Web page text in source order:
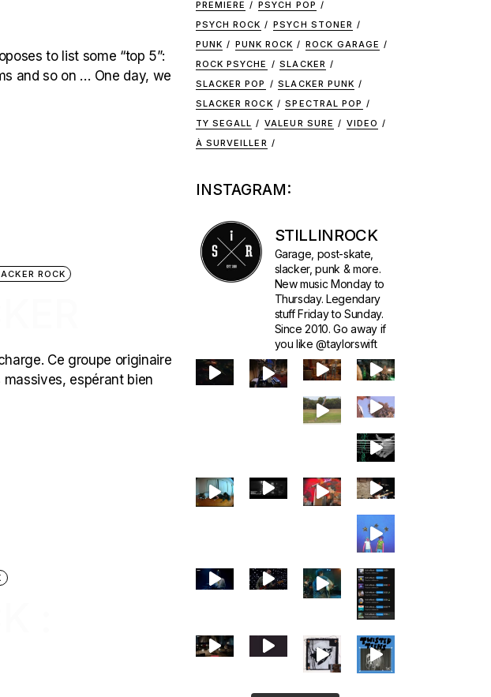
to list some “top 5”:
and so on … One day, we
ROCK
Ce groupe originaire
espérant bien
PREMIERE
PSYCH POP
PSYCH ROCK
PSYCH STONER
PUNK
PUNK ROCK
ROCK GARAGE
ROCK PSYCHE
SLACKER
SLACKER POP
SLACKER PUNK
SLACKER ROCK
SPECTRAL POP
TY SEGALL
VALEUR SURE
VIDEO
À SURVEILLER
INSTAGRAM:
STILLINROCK
Garage, post-skate,
slacker, punk & more.
New music Monday to
Thursday. Legendary
stuff Friday to Sunday.
Since 2010. Go away if
you like @taylorswift